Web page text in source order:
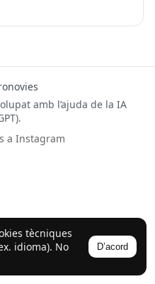
tècniques
idioma). No
D’acord
amb l’ajuda de la IA
a Instagram